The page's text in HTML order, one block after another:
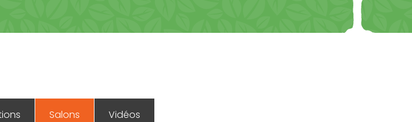
Salons Vidéos